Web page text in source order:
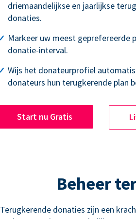
driemaandelijkse en jaarlijkse
donaties.
Markeer uw meest geprefereerde
donatie-interval.
Wijs het donateurprofiel
donateurs hun terugkerende plan
Start nu Gratis
Beheer
Terugkerende donaties zijn een